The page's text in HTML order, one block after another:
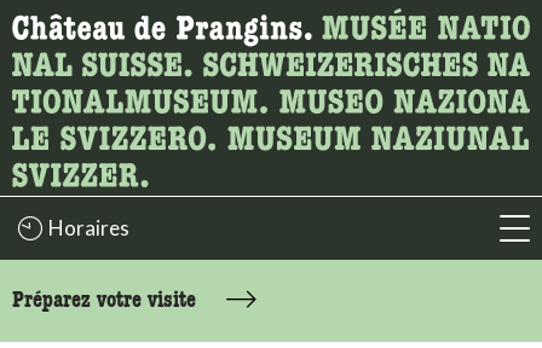
Recherche
Ici, vous pouvez rechercher le contenu de la page.
Horaires
Préparez votre visite